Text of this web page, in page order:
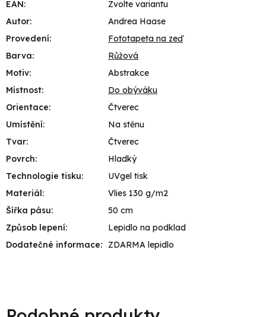
EAN:
Zvolte variantu
Autor:
Andrea Haase
Provedení:
Fototapeta na zeď
Barva:
Růžová
Motiv:
Abstrakce
Místnost:
Do obýváku
Orientace:
Čtverec
Umístění:
Na stěnu
Tvar:
Čtverec
Povrch:
Hladký
Technologie tisku:
UVgel tisk
Materiál:
Vlies 130 g/m2
Šířka pásu:
50 cm
Způsob lepení:
Lepidlo na podklad
Dodatečné informace: ZDARMA lepidlo